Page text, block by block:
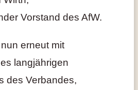
Vorstand des AfW.
erneut mit
langjährigen
des Verbandes,